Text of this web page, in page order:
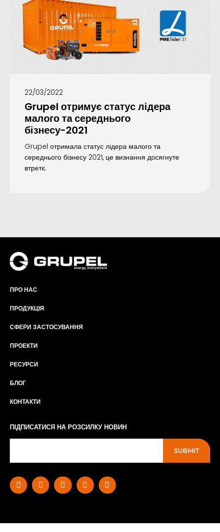
22/03/2022
Grupel отримує статус лідера
малого та середнього
бізнесу-2021
Grupel отримала статус лідера малого та
середнього бізнесу 2021, це визнання досягнуте
втретє.
ПРО НАС
ПРОДУКЦІЯ
СФЕРИ ЗАСТОСУВАННЯ
ПРОЕКТИ
РЕСУРСИ
БЛОГ
КОНТАКТИ
ПІДПИСАТИСЯ НА РОЗСИЛКУ НОВИН
SUBMIT